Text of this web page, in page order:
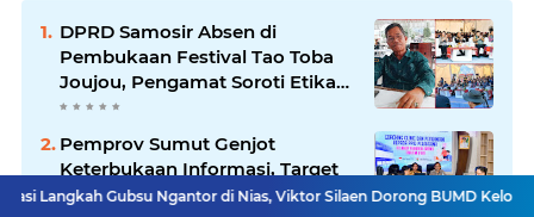
DPRD Samosir Absen di
Pembukaan Festival Tao Toba
Joujou, Pengamat Soroti Etika
Birokrasi Pemkab
Pemprov Sumut Genjot
Keterbukaan Informasi, Target
Rebut Kembali Predikat Provinsi
Ngantor di Nias, Viktor Silaen Dorong BUMD Kelola Rumput Laut